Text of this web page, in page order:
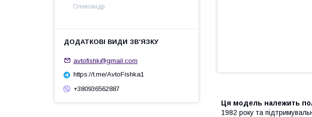
Ця модель належить
1982 року та
Олександр
avtofishk@gmail.com
https://t.me/AvtoFishka1
+380936562887